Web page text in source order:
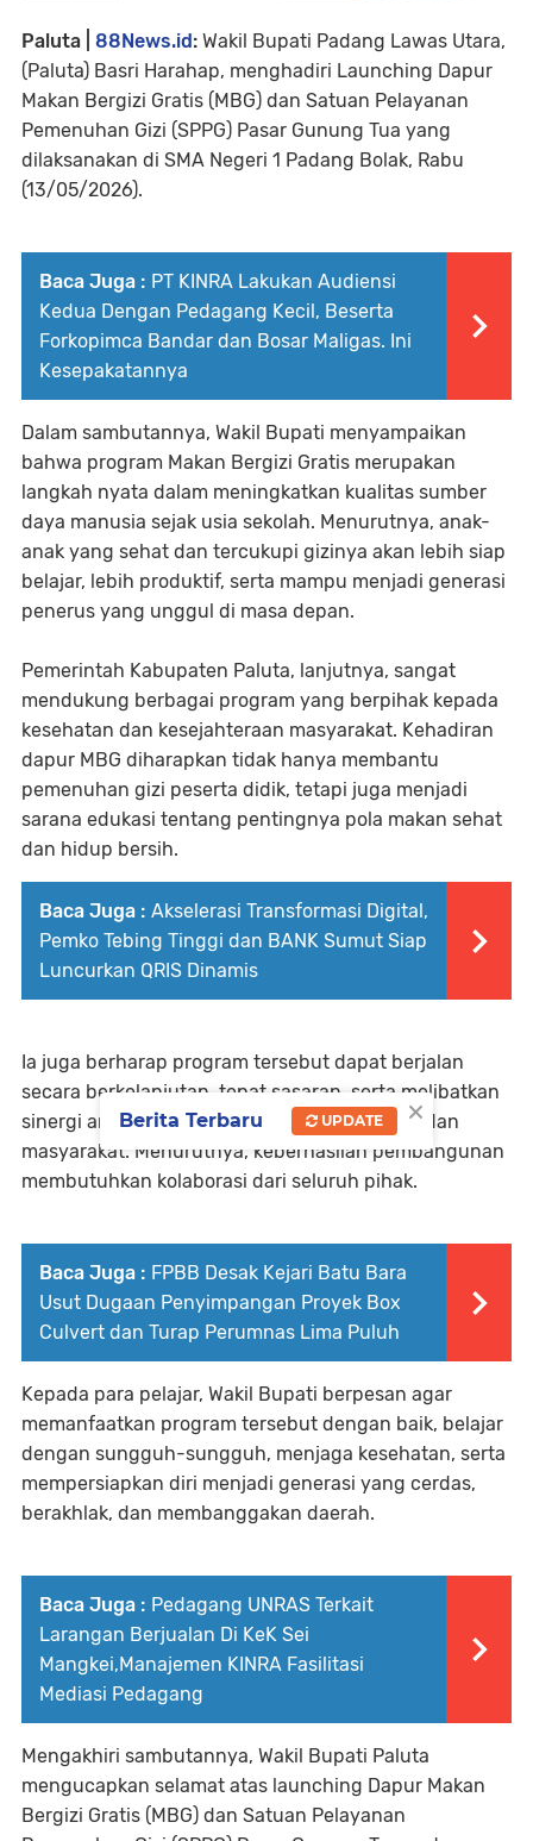
Paluta | 88News.id: Wakil Bupati Padang Lawas Utara,
(Paluta) Basri Harahap, menghadiri Launching Dapur
Makan Bergizi Gratis (MBG) dan Satuan Pelayanan
Pemenuhan Gizi (SPPG) Pasar Gunung Tua yang
dilaksanakan di SMA Negeri 1 Padang Bolak, Rabu
(13/05/2026).⁣
Baca Juga : PT KINRA Lakukan Audiensi
Kedua Dengan Pedagang Kecil, Beserta
Forkopimca Bandar dan Bosar Maligas. Ini
Kesepakatannya
Dalam sambutannya, Wakil Bupati menyampaikan
bahwa program Makan Bergizi Gratis merupakan
langkah nyata dalam meningkatkan kualitas sumber
daya manusia sejak usia sekolah. Menurutnya, anak-
anak yang sehat dan tercukupi gizinya akan lebih siap
belajar, lebih produktif, serta mampu menjadi generasi
penerus yang unggul di masa depan.⁣
Pemerintah Kabupaten Paluta, lanjutnya, sangat
mendukung berbagai program yang berpihak kepada
kesehatan dan kesejahteraan masyarakat. Kehadiran
dapur MBG diharapkan tidak hanya membantu
pemenuhan gizi peserta didik, tetapi juga menjadi
sarana edukasi tentang pentingnya pola makan sehat
dan hidup bersih.⁣
Baca Juga : Akselerasi Transformasi Digital,
Pemko Tebing Tinggi dan BANK Sumut Siap
Luncurkan QRIS Dinamis
Ia juga berharap program tersebut dapat berjalan
secara berkelanjutan, tepat sasaran, serta melibatkan
sinergi antara pemerintah, yayasan, sekolah, dan
masyarakat. Menurutnya, keberhasilan pembangunan
membutuhkan kolaborasi dari seluruh pihak.⁣
Baca Juga : FPBB Desak Kejari Batu Bara
Usut Dugaan Penyimpangan Proyek Box
Culvert dan Turap Perumnas Lima Puluh
Kepada para pelajar, Wakil Bupati berpesan agar
memanfaatkan program tersebut dengan baik, belajar
dengan sungguh-sungguh, menjaga kesehatan, serta
mempersiapkan diri menjadi generasi yang cerdas,
berakhlak, dan membanggakan daerah.⁣
Baca Juga : Pedagang UNRAS Terkait
Larangan Berjualan Di KeK Sei
Mangkei,Manajemen KINRA Fasilitasi
Mediasi Pedagang
Mengakhiri sambutannya, Wakil Bupati Paluta
mengucapkan selamat atas launching Dapur Makan
Bergizi Gratis (MBG) dan Satuan Pelayanan
×
Berita Terbaru UPDATE